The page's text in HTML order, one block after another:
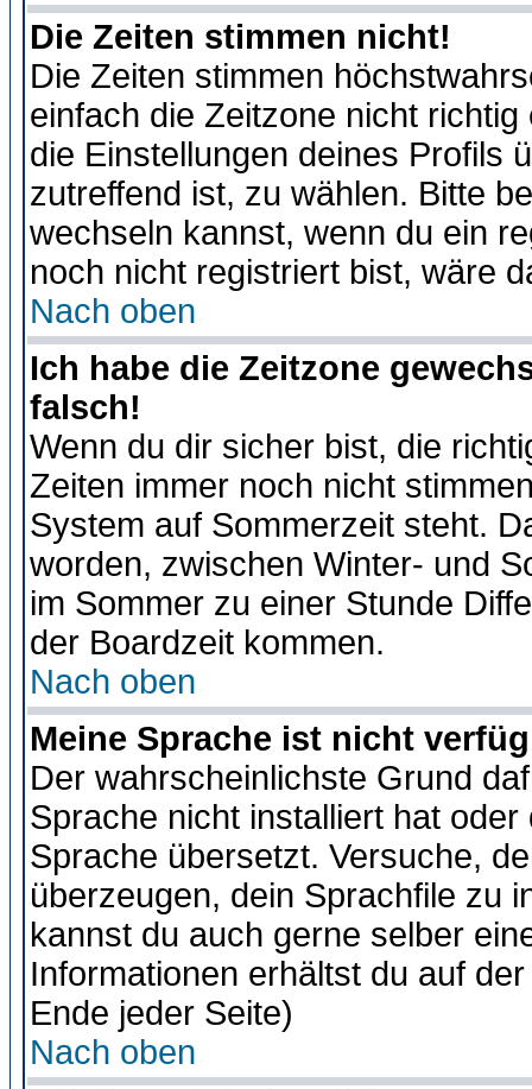
Die Zeiten stimmen nicht!
Die Zeiten stimmen
einfach die Zeitzone nicht
die Einstellungen deines Profils
zutreffend ist, zu wählen. Bitte
wechseln kannst, wenn du ein
noch nicht registriert bist, wäre
Nach oben
Ich habe die Zeitzone
falsch!
Wenn du dir sicher bist, die
Zeiten immer noch nicht
System auf Sommerzeit steht.
worden, zwischen Winter- und
im Sommer zu einer Stunde
der Boardzeit kommen.
Nach oben
Meine Sprache ist nicht
Der wahrscheinlichste Grund
Sprache nicht installiert hat
Sprache übersetzt. Versuche,
überzeugen, dein Sprachfile zu
kannst du auch gerne selber
Informationen erhältst du auf
Ende jeder Seite)
Nach oben